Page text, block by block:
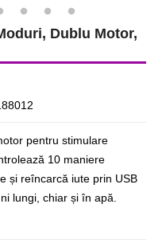
Dublu Motor,
pentru stimulare
10 maniere
și reîncarcă iute prin USB
lungi, chiar și în apă.